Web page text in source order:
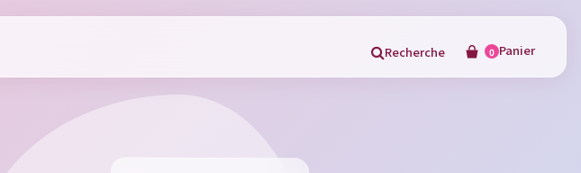
Recherche 0 Panier
×
your wish list.